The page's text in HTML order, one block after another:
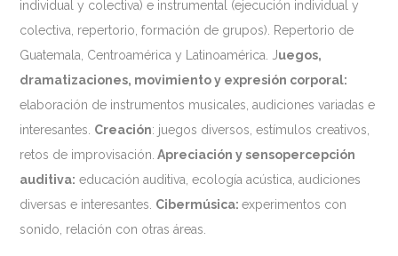
individual y colectiva) e instrumental (ejecución individual y
colectiva, repertorio, formación de grupos). Repertorio de
Guatemala, Centroamérica y Latinoamérica. Juegos,
dramatizaciones, movimiento y expresión corporal:
elaboración de instrumentos musicales, audiciones variadas e
interesantes. Creación: juegos diversos, estímulos creativos,
retos de improvisación. Apreciación y sensopercepción
auditiva: educación auditiva, ecología acústica, audiciones
diversas e interesantes. Cibermúsica:experimentos con
sonido, relación con otras áreas.